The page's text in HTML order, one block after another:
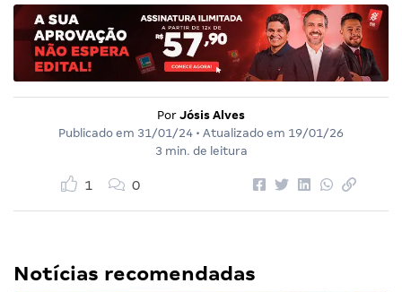
Por Jósis Alves
Publicado em 31/01/24 • Atualizado em 19/01/26
3 min. de leitura
1 0
Notícias recomendadas